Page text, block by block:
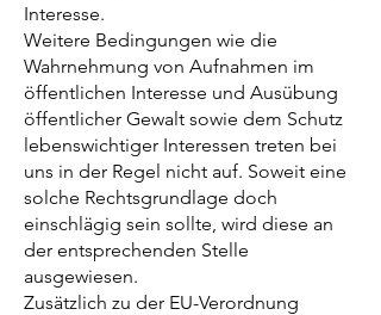
Interesse.
Weitere Bedingungen wie die
Wahrnehmung von Aufnahmen im
öffentlichen Interesse und Ausübung
öffentlicher Gewalt sowie dem Schutz
lebenswichtiger Interessen treten bei
uns in der Regel nicht auf. Soweit eine
solche Rechtsgrundlage doch
einschlägig sein sollte, wird diese an
der entsprechenden Stelle
ausgewiesen.
Zusätzlich zu der EU-Verordnung